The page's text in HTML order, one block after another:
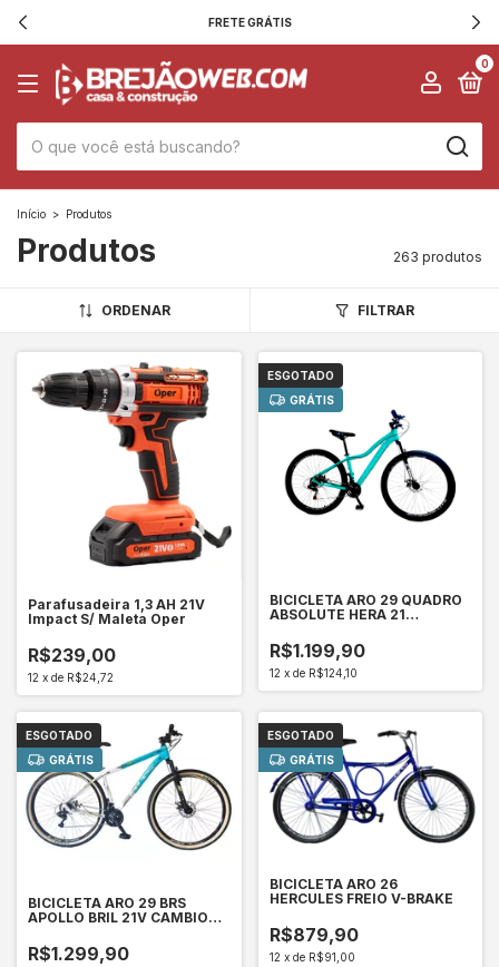
FRETE GRÁTIS
0
Início > Produtos
Produtos 263 produtos
ORDENAR FILTRAR
Parafusadeira 1,3 AH 21V
Impact S/ Maleta Oper
R$239,00
12 x de R$24,72
ESGOTADO
GRÁTIS
BICICLETA ARO 29 QUADRO
ABSOLUTE HERA 21
R$1.199,90
12 x de R$124,10
ESGOTADO
GRÁTIS
BICICLETA ARO 29 BRS
APOLLO BRIL 21V CAMBIOS
R$1.299,90
ESGOTADO
GRÁTIS
BICICLETA ARO 26
HERCULES FREIO V-BRAKE
R$879,90
12 x de R$91,00